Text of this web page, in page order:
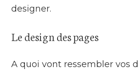
designer.
Le design des pages
A quoi vont ressembler vos